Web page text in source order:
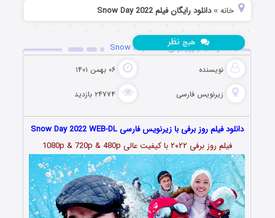
خانه »دانلود رایگان فیلم Snow Day 2022
دانلود فیلم روز برفی Snow Day 2022
نویسنده ۰۶ بهمن ۱۴۰۱
زیرنویس فارسی ۲۴۷۷۴ بازدید
هیچ نظر
دانلود فیلم روز برفی با زیرنویس فارسی Snow Day 2022 WEB-DL
فیلم روز برفی ۲۰۲۲ با کیفیت عالی 1080p & 720p & 480p